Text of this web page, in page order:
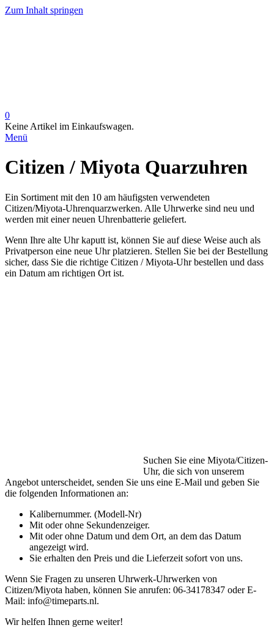
Zum Inhalt springen
0
Keine Artikel im Einkaufswagen.
Menü
Citizen / Miyota Quarzuhren
Ein Sortiment mit den 10 am häufigsten verwendeten
Citizen/Miyota-Uhrenquarzwerken. Alle Uhrwerke sind neu und
werden mit einer neuen Uhrenbatterie geliefert.
Wenn Ihre alte Uhr kaputt ist, können Sie auf diese Weise auch als
Privatperson eine neue Uhr platzieren. Stellen Sie bei der Bestellung
sicher, dass Sie die richtige Citizen / Miyota-Uhr bestellen und dass
ein Datum am richtigen Ort ist.
Suchen Sie eine Miyota/Citizen-
Uhr, die sich von unserem
Angebot unterscheidet, senden Sie uns eine E-Mail und geben Sie
die folgenden Informationen an:
Kalibernummer. (Modell-Nr)
Mit oder ohne Sekundenzeiger.
Mit oder ohne Datum und dem Ort, an dem das Datum
angezeigt wird.
Sie erhalten den Preis und die Lieferzeit sofort von uns.
Wenn Sie Fragen zu unseren Uhrwerk-Uhrwerken von
Citizen/Miyota haben, können Sie anrufen: 06-34178347 oder E-
Mail: info@timeparts.nl.
Wir helfen Ihnen gerne weiter!